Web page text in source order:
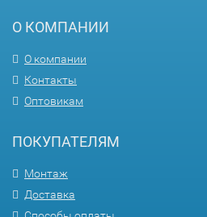
О КОМПАНИИ
О компании
Контакты
Оптовикам
ПОКУПАТЕЛЯМ
Монтаж
Доставка